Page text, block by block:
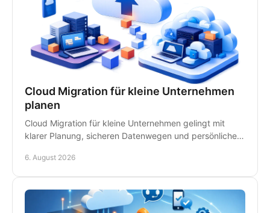
Cloud Migration für kleine Unternehmen
planen
Cloud Migration für kleine Unternehmen gelingt mit
klarer Planung, sicheren Datenwegen und persönlicher
6. August 2026